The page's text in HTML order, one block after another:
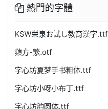
熱門的字體
KSW栄泉お試し教育漢字.ttf
蘋方-繁.otf
字心坊夏梦手书粗体.ttf
字心坊小呀小布丁.ttf
字心坊韵圆体.ttf